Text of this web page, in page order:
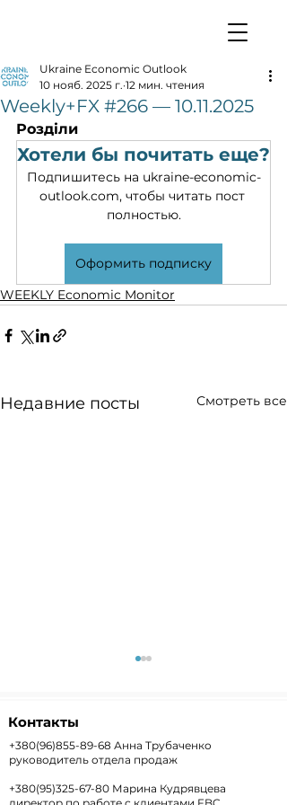
Weekly+FX #266 — 10.11.2025
Ukraine Economic Outlook
10 нояб. 2025 г. 12 мин. чтения
Розділи
Хотели бы почитать еще?
Подпишитесь на ukraine-economic-
outlook.com, чтобы читать пост
полностью.
Оформить подписку
WEEKLY Economic Monitor
Недавние посты Смотреть все
Контакты
+380(96)855-89-68 Анна Трубаченко
руководитель отдела продаж
+380(95)325-67-80 Марина Кудрявцева